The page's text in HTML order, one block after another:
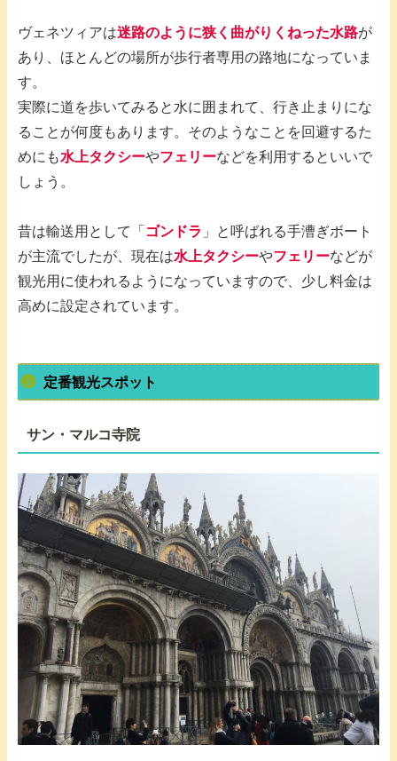
ヴェネツィアは迷路のように狭く曲がりくねった水路が
あり、ほとんどの場所が歩行者専用の路地になっていま
す。
実際に道を歩いてみると水に囲まれて、行き止まりにな
ることが何度もあります。そのようなことを回避するた
めにも水上タクシーやフェリーなどを利用するといいで
しょう。
昔は輸送用として「 ゴンドラ 」と呼ばれる手漕ぎボート
が主流でしたが、現在は水上タクシーやフェリーなどが
観光用に使われるようになっていますので、少し料金は
高めに設定されています。
定番観光スポット
サン・マルコ寺院